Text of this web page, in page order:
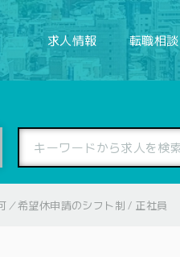
求人情報 転職相談
／希望休申請のシフト制 / 正社員